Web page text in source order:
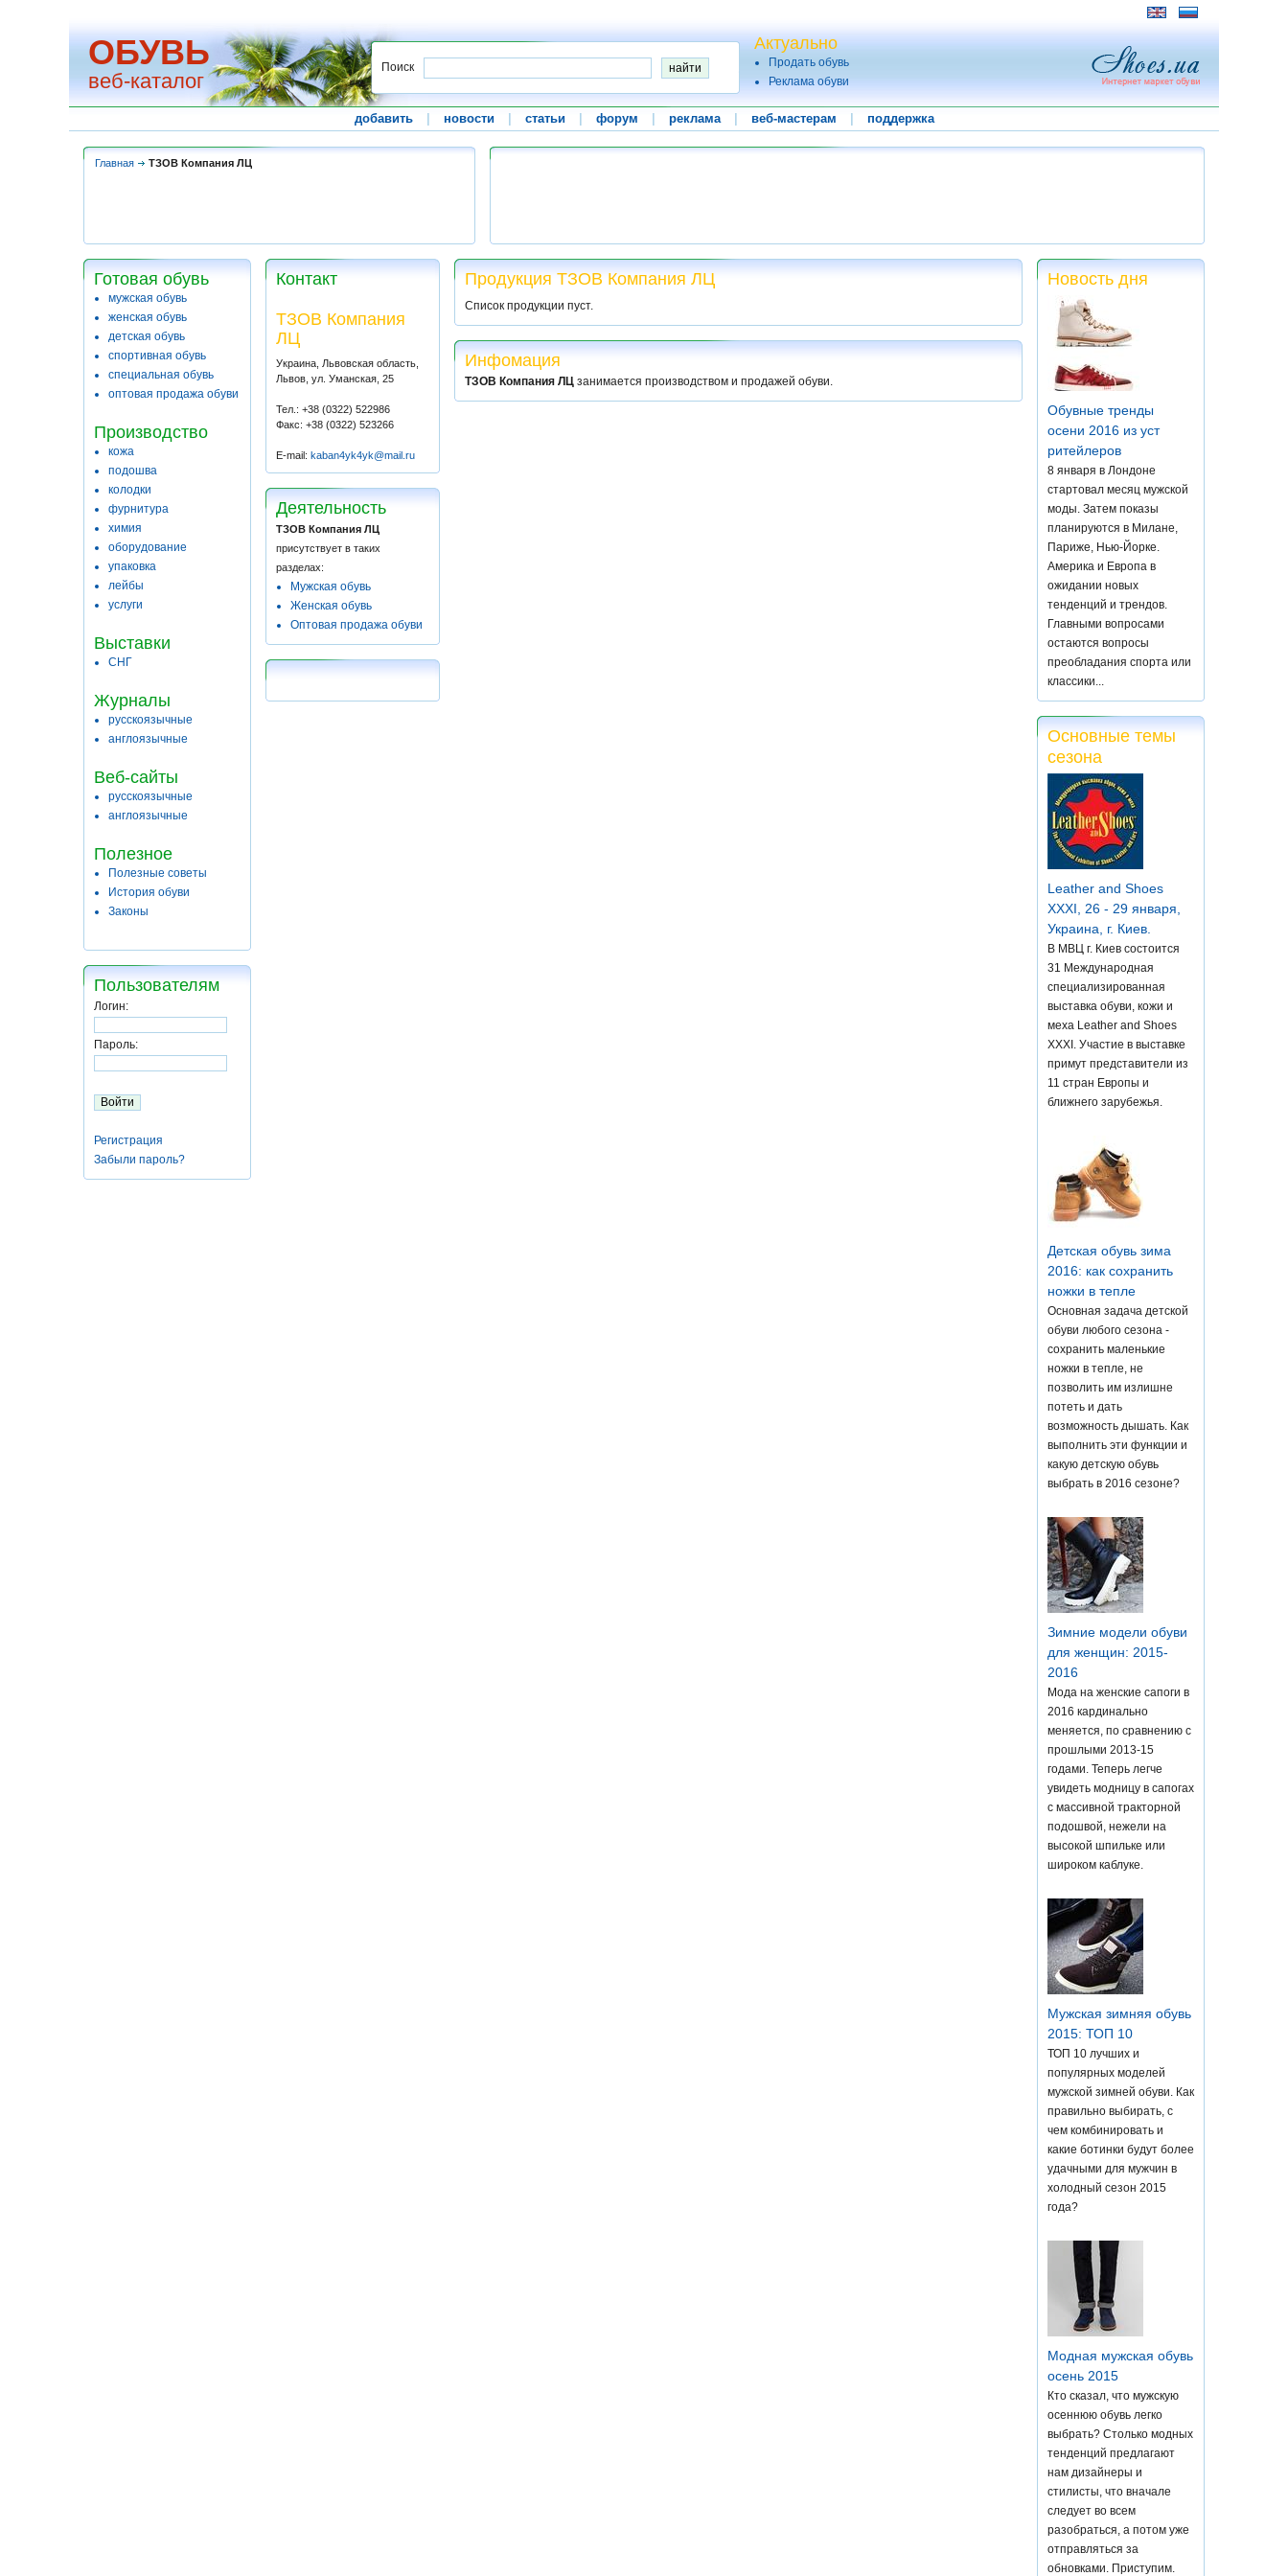
ОБУВЬ
веб-каталог
Поиск
Актуально
Продать обувь
Реклама обуви
добавить новости статьи форум реклама веб-мастерам поддержка
Главная ТЗОВ Компания ЛЦ
Готовая обувь
мужская обувь
женская обувь
детская обувь
спортивная обувь
специальная обувь
оптовая продажа обуви
Производство
кожа
подошва
колодки
фурнитура
химия
оборудование
упаковка
лейбы
услуги
Выставки
СНГ
Журналы
русскоязычные
англоязычные
Веб-сайты
русскоязычные
англоязычные
Полезное
Полезные советы
История обуви
Законы
Пользователям
Логин:
Пароль:
Регистрация
Забыли пароль?
Контакт
ТЗОВ Компания
ЛЦ
Украина, Львовская область,
Львов, ул. Уманская, 25
Тел.: +38 (0322) 522986
Факс: +38 (0322) 523266
E-mail: kaban4yk4yk@mail.ru
Деятельность
ТЗОВ Компания ЛЦ
присутствует в таких
разделах:
Мужская обувь
Женская обувь
Оптовая продажа обуви
Продукция ТЗОВ Компания ЛЦ
Список продукции пуст.
Инфомация
ТЗОВ Компания ЛЦ занимается производством и продажей обуви.
Новость дня
Обувные тренды
осени 2016 из уст
ритейлеров
8 января в Лондоне
стартовал месяц мужской
моды. Затем показы
планируются в Милане,
Париже, Нью-Йорке.
Америка и Европа в
ожидании новых
тенденций и трендов.
Главными вопросами
остаются вопросы
преобладания спорта или
классики...
Основные темы
сезона
Leather and Shoes
XXXI, 26 - 29 января,
Украина, г. Киев.
В МВЦ г. Киев состоится
31 Международная
специализированная
выставка обуви, кожи и
меха Leather and Shoes
XXXI. Участие в выставке
примут представители из
11 стран Европы и
ближнего зарубежья.
Детская обувь зима
2016: как сохранить
ножки в тепле
Основная задача детской
обуви любого сезона -
сохранить маленькие
ножки в тепле, не
позволить им излишне
потеть и дать
возможность дышать. Как
выполнить эти функции и
какую детскую обувь
выбрать в 2016 сезоне?
Зимние модели обуви
для женщин: 2015-
2016
Мода на женские сапоги в
2016 кардинально
меняется, по сравнению с
прошлыми 2013-15
годами. Теперь легче
увидеть модницу в сапогах
с массивной тракторной
подошвой, нежели на
высокой шпильке или
широком каблуке.
Мужская зимняя обувь
2015: ТОП 10
ТОП 10 лучших и
популярных моделей
мужской зимней обуви. Как
правильно выбирать, с
чем комбинировать и
какие ботинки будут более
удачными для мужчин в
холодный сезон 2015
года?
Модная мужская обувь
осень 2015
Кто сказал, что мужскую
осеннюю обувь легко
выбрать? Столько модных
тенденций предлагают
нам дизайнеры и
стилисты, что вначале
следует во всем
разобраться, а потом уже
отправляться за
обновками. Приступим.